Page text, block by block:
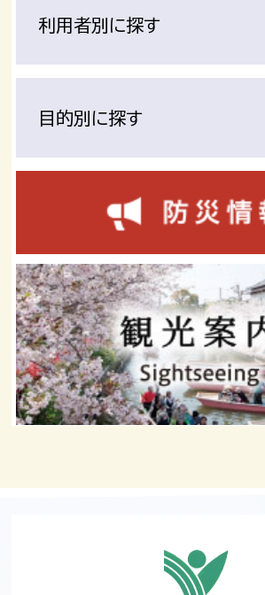
利用者別に探す
目的別に探す